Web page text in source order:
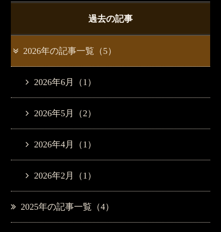
過去の記事
2026年の記事一覧（5）
2026年6月（1）
2026年5月（2）
2026年4月（1）
2026年2月（1）
2025年の記事一覧（4）